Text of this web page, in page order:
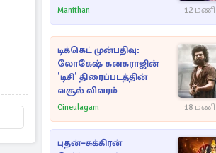
ராசிகள்!
Manithan 12
டிக்கெட் முன்பதிவு:
லோகேஷ் கனகராஜின்
'டிசி' திரைப்படத்தின்
வசூல் விவரம்
Cineulagam 18
புதன்–சுக்கிரன்